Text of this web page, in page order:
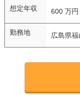
想定年収 600 万円
勤務地 広島県